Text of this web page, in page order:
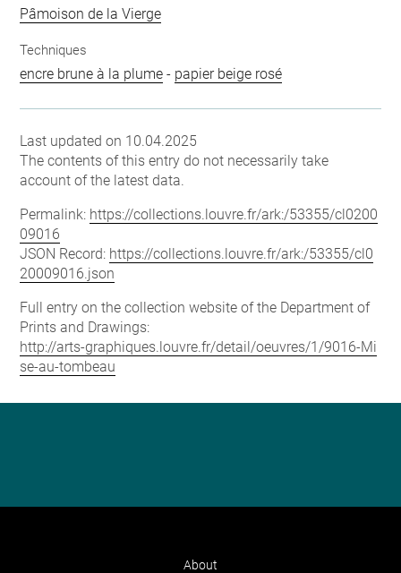
Pâmoison de la Vierge
Techniques
encre brune à la plume - papier beige rosé
Last updated on 10.04.2025
The contents of this entry do not necessarily take
account of the latest data.
Permalink: https://collections.louvre.fr/ark:/53355/cl0200
09016
JSON Record: https://collections.louvre.fr/ark:/53355/cl0
20009016.json
Full entry on the collection website of the Department of
Prints and Drawings:
http://arts-graphiques.louvre.fr/detail/oeuvres/1/9016-Mi
se-au-tombeau
About